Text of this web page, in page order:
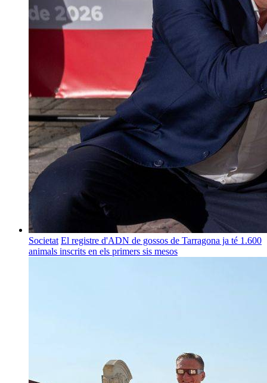
Societat El registre d'ADN de gossos de Tarragona ja té 1.600
animals inscrits en els primers sis mesos